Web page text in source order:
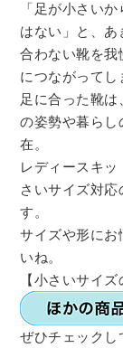
「足が小さい
はない」と、あ
合わない靴を我
につながってし
足に合った靴
の姿勢や暮らし
在。
レディースキ
さいサイズ対
す。
サイズや形にお
いね。
【小さいサイ
ぜひチェックし